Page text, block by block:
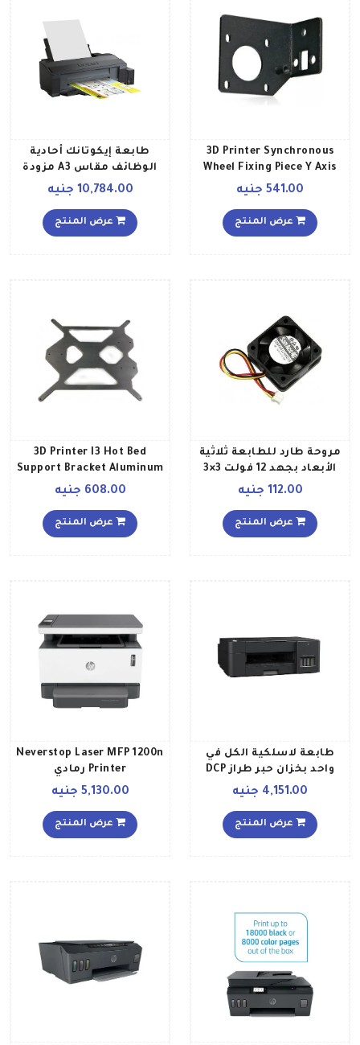
3D Printer Synchronous
Wheel Fixing Piece Y Axis
Motor أسود
541.00 جنيه
عرض المنتج
طابعة إيكوتانك أحادية
الوظائف مقاس A3 مزودة
بخزان حبر طراز L1300 أسود
10,784.00 جنيه
عرض المنتج
مروحة طارد للطابعة ثلاثية
الأبعاد بجهد 12 فولت 3×3
لون أسود
112.00 جنيه
عرض المنتج
3D Printer I3 Hot Bed
Support Bracket Aluminum
Plate 3 Mm أسود
608.00 جنيه
عرض المنتج
طابعة لاسلكية الكل في
واحد بخزان حبر طراز DCP
T420W أسود
4,151.00 جنيه
عرض المنتج
Neverstop Laser MFP 1200n
Printer رمادي
5,130.00 جنيه
عرض المنتج